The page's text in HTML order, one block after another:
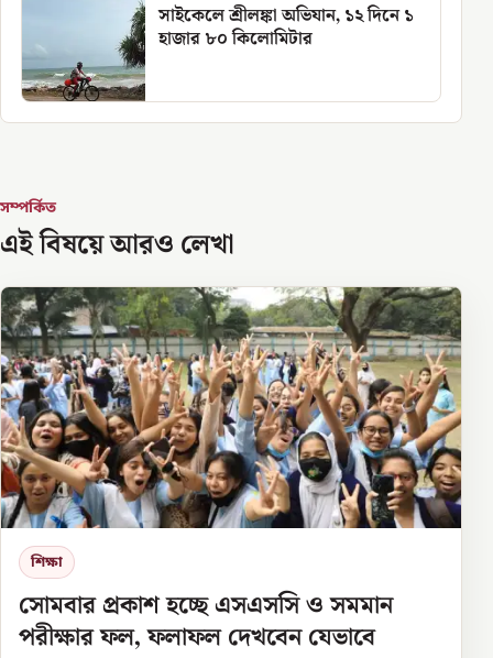
সাইকেলে শ্রীলঙ্কা অভিযান, ১২ দিনে ১
হাজার ৮০ কিলোমিটার
সম্পর্কিত
এই বিষয়ে আরও লেখা
শিক্ষা
সোমবার প্রকাশ হচ্ছে এসএসসি ও সমমান
পরীক্ষার ফল, ফলাফল দেখবেন যেভাবে